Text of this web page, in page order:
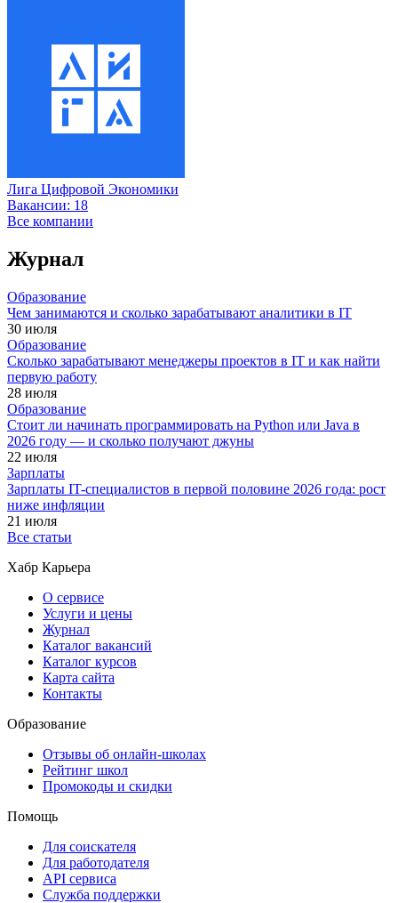
Лига Цифровой Экономики
Вакансии: 18
Все компании
Журнал
Образование
Чем занимаются и сколько зарабатывают аналитики в IT
30 июля
Образование
Сколько зарабатывают менеджеры проектов в IT и как найти
первую работу
28 июля
Образование
Стоит ли начинать программировать на Python или Java в
2026 году — и сколько получают джуны
22 июля
Зарплаты
Зарплаты IT-специалистов в первой половине 2026 года: рост
ниже инфляции
21 июля
Все статьи
Хабр Карьера
О сервисе
Услуги и цены
Журнал
Каталог вакансий
Каталог курсов
Карта сайта
Контакты
Образование
Отзывы об онлайн-школах
Рейтинг школ
Промокоды и скидки
Помощь
Для соискателя
Для работодателя
API сервиса
Служба поддержки